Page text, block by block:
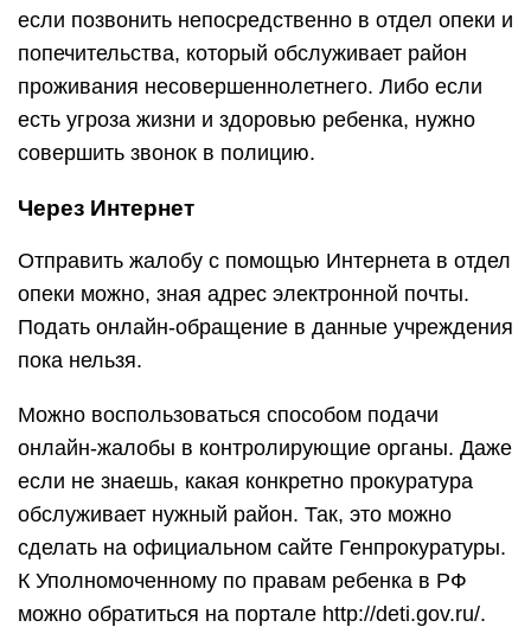
если позвонить непосредственно в отдел опеки и
попечительства, который обслуживает район
проживания несовершеннолетнего. Либо если
есть угроза жизни и здоровью ребенка, нужно
совершить звонок в полицию.
Через Интернет
Отправить жалобу с помощью Интернета в отдел
опеки можно, зная адрес электронной почты.
Подать онлайн-обращение в данные учреждения
пока нельзя.
Можно воспользоваться способом подачи
онлайн-жалобы в контролирующие органы. Даже
если не знаешь, какая конкретно прокуратура
обслуживает нужный район. Так, это можно
сделать на официальном сайте Генпрокуратуры.
К Уполномоченному по правам ребенка в РФ
можно обратиться на портале http://deti.gov.ru/.